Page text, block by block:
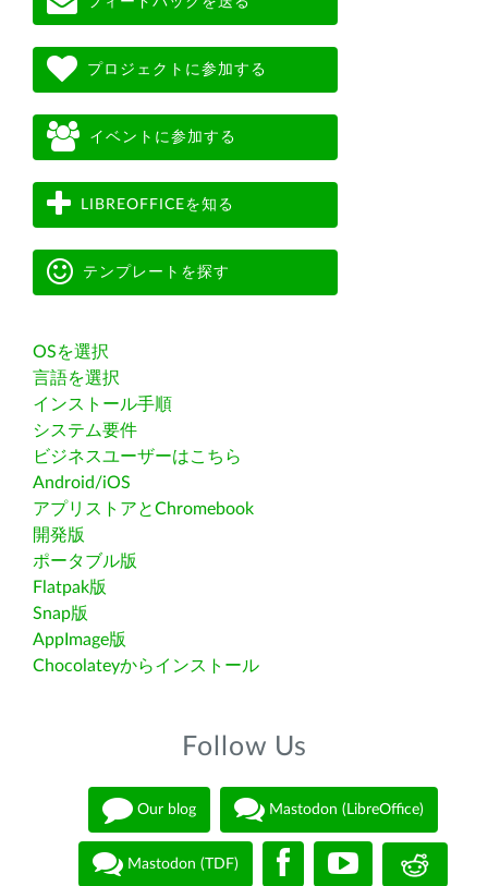
プロジェクトに参加する
イベントに参加する
LIBREOFFICEを知る
テンプレートを探す
OSを選択
言語を選択
インストール手順
システム要件
ビジネスユーザーはこちら
Android/iOS
アプリストアとChromebook
開発版
ポータブル版
Flatpak版
Snap版
AppImage版
Chocolateyからインストール
Follow Us
Our blog Mastodon (LibreOffice)
Mastodon (TDF)